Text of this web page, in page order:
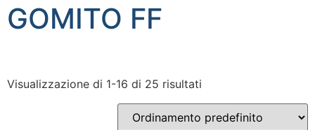
GOMITO FF
Inizia a digitare per attivare la ricerca
Visualizzazione di 1-16 di 25 risultati